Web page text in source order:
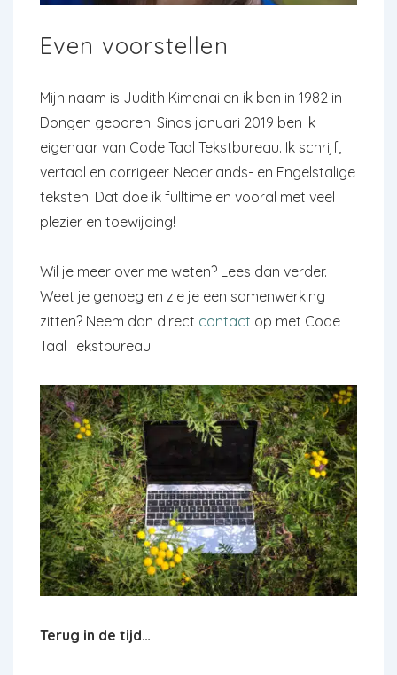
Even voorstellen
Mijn naam is Judith Kimenai en ik ben in 1982 in
Dongen geboren. Sinds januari 2019 ben ik
eigenaar van Code Taal Tekstbureau. Ik schrijf,
vertaal en corrigeer Nederlands- en Engelstalige
teksten. Dat doe ik fulltime en vooral met veel
plezier en toewijding!
Wil je meer over me weten? Lees dan verder.
Weet je genoeg en zie je een samenwerking
zitten? Neem dan direct contact op met Code
Taal Tekstbureau.
Terug in de tijd…